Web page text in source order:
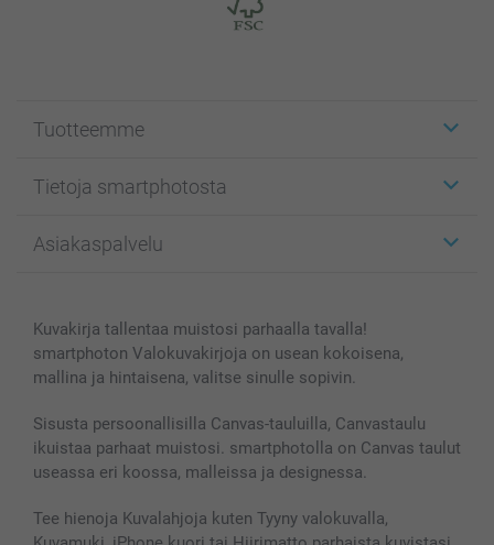
Tuotteemme
Kuvakortit
Kuvakirjat
Kännykkä & Tabletti
MyNameBook
Valokuvakehykset & Lisätarvikkeet
Lahjakortti
Kaikki kuvatuotteet
Tietoja smartphotosta
Affiliate ohjelma
Sivukartta
Ehdot/takuut
Asiakaspalvelu
smartbonus
Hinnat & maksutavat
Kuvakirja tallentaa muistosi parhaalla tavalla!
smartphoton Valokuvakirjoja on usean kokoisena,
mallina ja hintaisena, valitse sinulle sopivin.
Sisusta persoonallisilla Canvas-tauluilla, Canvastaulu
ikuistaa parhaat muistosi. smartphotolla on Canvas taulut
useassa eri koossa, malleissa ja designessa.
Tee hienoja Kuvalahjoja kuten Tyyny valokuvalla,